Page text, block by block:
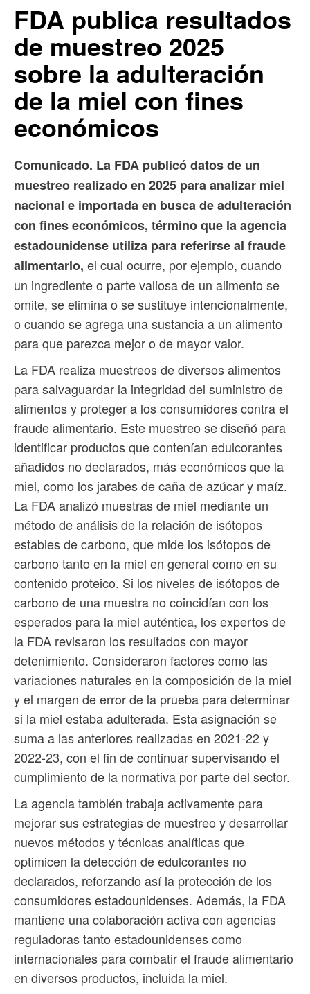
FDA publica resultados
de muestreo 2025
sobre la adulteración
de la miel con fines
económicos
Comunicado. La FDA publicó datos de un
muestreo realizado en 2025 para analizar miel
nacional e importada en busca de adulteración
con fines económicos, término que la agencia
estadounidense utiliza para referirse al fraude
alimentario, el cual ocurre, por ejemplo, cuando
un ingrediente o parte valiosa de un alimento se
omite, se elimina o se sustituye intencionalmente,
o cuando se agrega una sustancia a un alimento
para que parezca mejor o de mayor valor.
La FDA realiza muestreos de diversos alimentos
para salvaguardar la integridad del suministro de
alimentos y proteger a los consumidores contra el
fraude alimentario. Este muestreo se diseñó para
identificar productos que contenían edulcorantes
añadidos no declarados, más económicos que la
miel, como los jarabes de caña de azúcar y maíz.
La FDA analizó muestras de miel mediante un
método de análisis de la relación de isótopos
estables de carbono, que mide los isótopos de
carbono tanto en la miel en general como en su
contenido proteico. Si los niveles de isótopos de
carbono de una muestra no coincidían con los
esperados para la miel auténtica, los expertos de
la FDA revisaron los resultados con mayor
detenimiento. Consideraron factores como las
variaciones naturales en la composición de la miel
y el margen de error de la prueba para determinar
si la miel estaba adulterada. Esta asignación se
suma a las anteriores realizadas en 2021-22 y
2022-23, con el fin de continuar supervisando el
cumplimiento de la normativa por parte del sector.
La agencia también trabaja activamente para
mejorar sus estrategias de muestreo y desarrollar
nuevos métodos y técnicas analíticas que
optimicen la detección de edulcorantes no
declarados, reforzando así la protección de los
consumidores estadounidenses. Además, la FDA
mantiene una colaboración activa con agencias
reguladoras tanto estadounidenses como
internacionales para combatir el fraude alimentario
en diversos productos, incluida la miel.